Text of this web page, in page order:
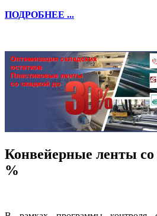
ПОДРОБНЕЕ ...
Конвейерные ленты со
%